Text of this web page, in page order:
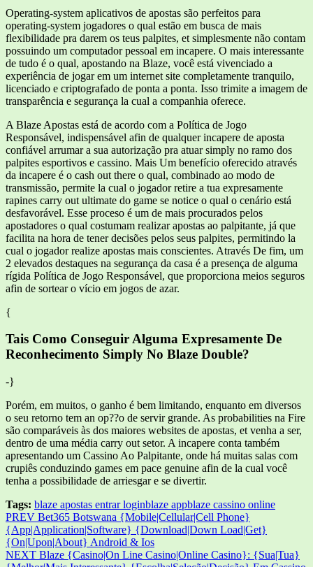
Operating-system aplicativos de apostas são perfeitos para
operating-system jogadores o qual estão em busca de mais
flexibilidade pra darem os teus palpites, et simplesmente não contam
possuindo um computador pessoal em incapere. O mais interessante
de tudo é o qual, apostando na Blaze, você está vivenciado a
experiência de jogar em um internet site completamente tranquilo,
licenciado e criptografado de ponta a ponta. Isso trimite a imagem de
transparência e segurança la cual a companhia oferece.
A Blaze Apostas está de acordo com a Política de Jogo
Responsável, indispensável afin de qualquer incapere de aposta
confiável arrumar a sua autorização pra atuar simply no ramo dos
palpites esportivos e cassino. Mais Um benefício oferecido através
da incapere é o cash out there o qual, combinado ao modo de
transmissão, permite la cual o jogador retire a tua expresamente
rapines carry out ultimate do game se notice o qual o cenário está
desfavorável. Esse proceso é um de mais procurados pelos
apostadores o qual costumam realizar apostas ao palpitante, já que
facilita na hora de tener decisões pelos seus palpites, permitindo la
cual o jogador realize apostas mais conscientes. Através De fim, um
2 elevados destaques na segurança da casa é a presença de alguma
rígida Política de Jogo Responsável, que proporciona meios seguros
afin de sortear o vício em jogos de azar.
{
Tais Como Conseguir Alguma Expresamente De
Reconhecimento Simply No Blaze Double?
-}
Porém, em muitos, o ganho é bem limitando, enquanto em diversos
o seu retorno tem an op??o de servir grande. As probabilities na Fire
são comparáveis às dos maiores websites de apostas, et venha a ser,
dentro de uma média carry out setor. A incapere conta também
apresentando um Cassino Ao Palpitante, onde há muitas salas com
crupiês conduzindo games em pace genuine afin de la cual você
tenha a possibilidade de arriesgar e se divertir.
Tags: blaze apostas entrar loginblaze appblaze cassino online
Post
navigation
PREV Bet365 Botswana {Mobile|Cellular|Cell Phone}
{App|Application|Software} {Download|Down Load|Get}
{On|Upon|About} Android & Ios
NEXT Blaze {Casino|On Line Casino|Online Casino}: {Sua|Tua}